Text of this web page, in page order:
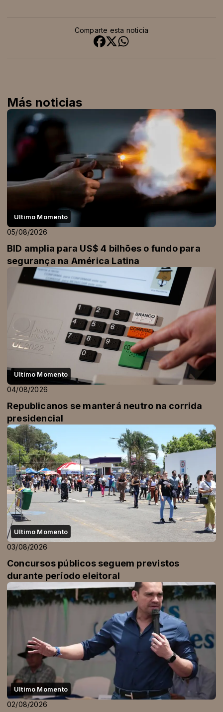
Comparte esta noticia
Más noticias
Ultimo Momento
05/08/2026
BID amplia para US$ 4 bilhões o fundo para
segurança na América Latina
Ultimo Momento
04/08/2026
Republicanos se manterá neutro na corrida
presidencial
Ultimo Momento
03/08/2026
Concursos públicos seguem previstos
durante período eleitoral
Ultimo Momento
02/08/2026